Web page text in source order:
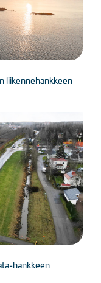
liikennehankkeen
hankkeen